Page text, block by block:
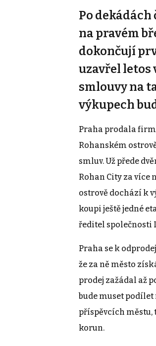
Po
na pravém
dokončují
uzavřel letos
smlouvy na
výkupech
Praha prodala
Rohanském
smluv. Už přede
Rohan City za více
ostrově dochází k
koupi ještě jedné
ředitel společnosti
Praha se k
že za ně město
prodej zažádal až
bude muset podílet
příspěvcích
korun.